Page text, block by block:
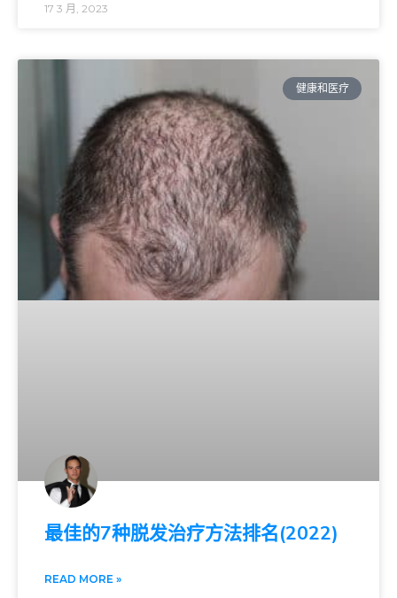
17 3 月, 2023
健康和医疗
最佳的7种脱发治疗方法排名(2022)
READ MORE »